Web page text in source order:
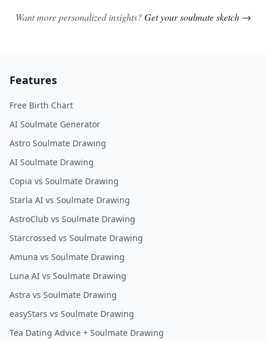
Want more personalized insights? Get your soulmate sketch →
Features
Free Birth Chart
AI Soulmate Generator
Astro Soulmate Drawing
AI Soulmate Drawing
Copia vs Soulmate Drawing
Starla AI vs Soulmate Drawing
AstroClub vs Soulmate Drawing
Starcrossed vs Soulmate Drawing
Amuna vs Soulmate Drawing
Luna AI vs Soulmate Drawing
Astra vs Soulmate Drawing
easyStars vs Soulmate Drawing
Tea Dating Advice + Soulmate Drawing